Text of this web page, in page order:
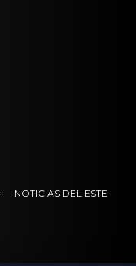
NOTICIAS DEL ESTE